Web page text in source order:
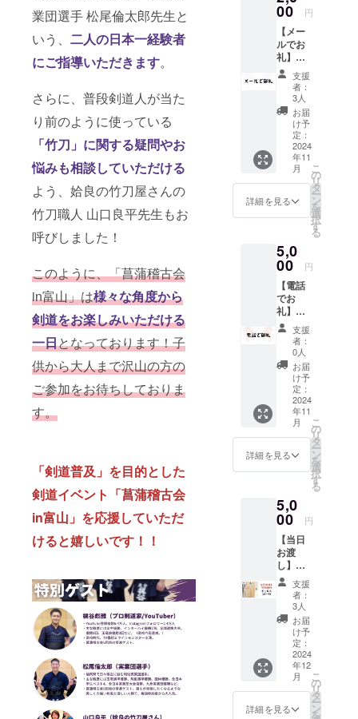
業団選手 松尾倫太郎先生と
いう、 二人の日本一経験者
にご指導いただきます。
さらに、普段剣道人が当た
り前のように使っている
「竹刀」に関する疑問やお
悩みも相談していただける
よう、姶良の竹刀屋さんの
竹刀職人 山口良平先生もお
呼びしました！
このように、「菖蒲稽古会
in富山」は様々な角度から
剣道をお楽しみいただける
一日となっております！子
供から大人まで沢山の方の
ご参加をお待ちしておりま
す。
「剣道普及」を目的とした
剣道イベント「菖蒲稽古会
in富山」を応援していただ
けると嬉しいです！！
Yahoo!
ニュース掲
載。静岡FM
SUZUKIマス
タートーク
出演。Voicy
パーソナリ
ティ。主な
実績: 中学時
代に神埼市
会優勝。長
野県居合道
大会団体・
個人優勝な
00 円
【メー
ルでお
礼】菖
蒲稽古
会in富
山を応
援︎！ ・
支援者
様にお
礼の
メール
を送ら
せてい
ただき
ます。
支援
者：
3人
お届
け予
定：
2024
年11
月
詳細を見る
こ
の
リ
タ
ー
ン
を
選
択
す
る
5,0
00 円
【電話
でお
礼】菖
蒲稽古
会in富
山を応
援！ ・
Skype
でお礼
のお電
話をさ
せてい
ただき
ます。
・事前
アプリ
のダウ
ンロー
ドをお
願いい
たしま
す。 ・
リター
ンの履
行準備
が整い
ました
ら、
CAMPF
IREメー
ルへ
Skype
支援
者：
0人
お届
け予
定：
2024
年11
月
詳細を見る
こ
の
リ
タ
ー
ン
を
選
択
す
る
5,0
00 円
【当日
お渡
し】
チュロ
ス28〜
38 ・
2024年
12月7日
「菖蒲
稽古会
in富
山」の
会場で
支援者
支援
者：
3人
お届
け予
定：
2024
年12
月
詳細を見る
こ
の
リ
タ
ー
ン
を